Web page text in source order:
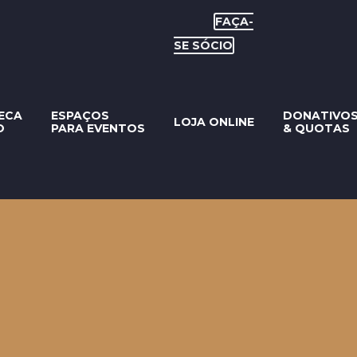
FAÇA-
SE SÓCIO
ESPAÇOS
PARA EVENTOS
LOJA ONLINE
& QUOTAS